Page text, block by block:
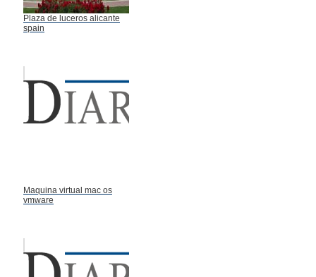
Plaza de luceros alicante
spain
Maquina virtual mac os
vmware